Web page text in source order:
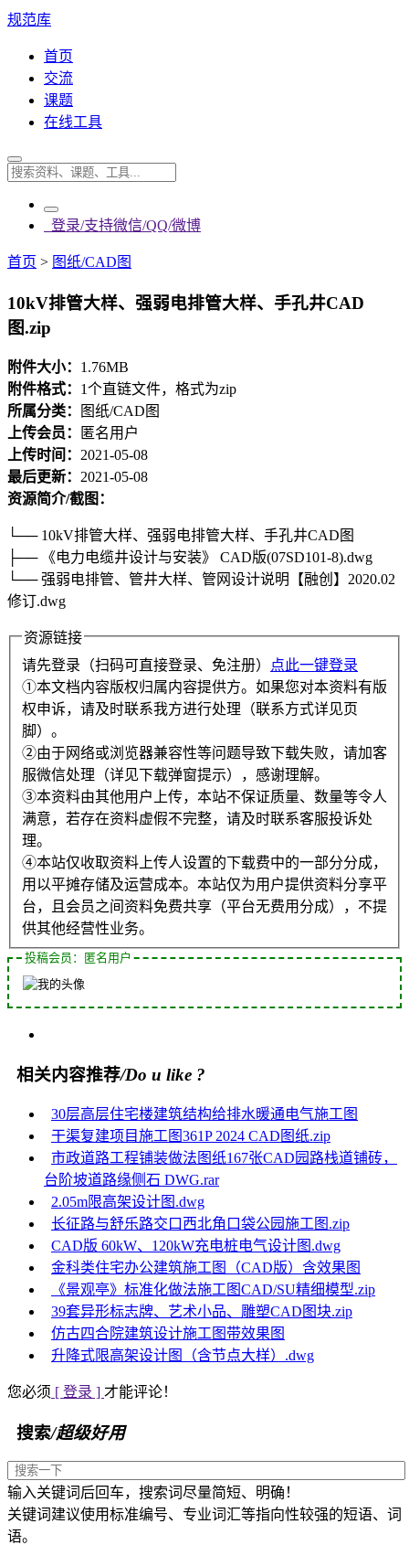
规范库
首页
交流
课题
在线工具
登录/支持微信/QQ/微博
首页 > 图纸/CAD图
10kV排管大样、强弱电排管大样、手孔井CAD
图.zip
附件大小： 1.76MB
附件格式： 1个直链文件，格式为zip
所属分类：
图纸/CAD图
上传会员：
匿名用户
上传时间： 2021-05-08
最后更新： 2021-05-08
资源简介/截图：
└── 10kV排管大样、强弱电排管大样、手孔井CAD图
├── 《电力电缆井设计与安装》 CAD版(07SD101-8).dwg
└── 强弱电排管、管井大样、管网设计说明【融创】2020.02
修订.dwg
资源链接
请先登录（扫码可直接登录、免注册）
点此一键登录
①本文档内容版权归属内容提供方。如果您对本资料有版
权申诉，请及时联系我方进行处理（联系方式详见页
脚）。
②由于网络或浏览器兼容性等问题导致下载失败，请加客
服微信处理（详见下载弹窗提示），感谢理解。
③本资料由其他用户上传，本站不保证质量、数量等令人
满意，若存在资料虚假不完整，请及时联系客服投诉处
理。
④本站仅收取资料上传人设置的下载费中的一部分分成，
用以平摊存储及运营成本。本站仅为用户提供资料分享平
台，且会员之间资料免费共享（平台无费用分成），不提
供其他经营性业务。
投稿会员：匿名用户
相关内容推荐/Do u like ?
30层高层住宅楼建筑结构给排水暖通电气施工图
干渠复建项目施工图361P 2024 CAD图纸.zip
市政道路工程铺装做法图纸167张CAD园路栈道铺砖，
台阶坡道路缘侧石 DWG.rar
2.05m限高架设计图.dwg
长征路与舒乐路交口西北角口袋公园施工图.zip
CAD版 60kW、120kW充电桩电气设计图.dwg
金科类住宅办公建筑施工图（CAD版）含效果图
《景观亭》标准化做法施工图CAD/SU精细模型.zip
39套异形标志牌、艺术小品、雕塑CAD图块.zip
仿古四合院建筑设计施工图带效果图
升降式限高架设计图（含节点大样）.dwg
您必须 [ 登录 ] 才能评论！
搜索/超级好用
输入关键词后回车，搜索词尽量简短、明确！
关键词建议使用标准编号、专业词汇等指向性较强的短语、词
语。